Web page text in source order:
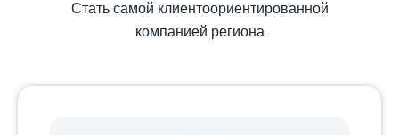
Стать самой клиентоориентированной
компанией региона